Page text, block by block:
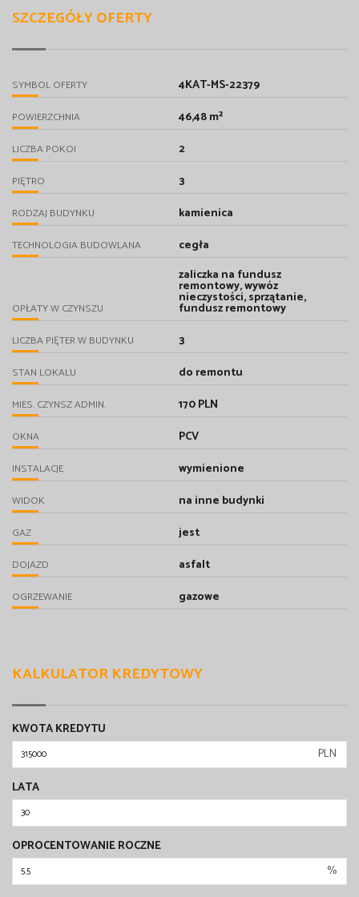
SZCZEGÓŁY OFERTY
SYMBOL OFERTY 4KAT-MS-22379
POWIERZCHNIA 46,48 m²
LICZBA POKOI 2
PIĘTRO 3
RODZAJ BUDYNKU kamienica
TECHNOLOGIA BUDOWLANA cegła
OPŁATY W CZYNSZU
zaliczka na fundusz
remontowy, wywóz
nieczystości, sprzątanie,
fundusz remontowy
LICZBA PIĘTER W BUDYNKU 3
STAN LOKALU do remontu
MIES. CZYNSZ ADMIN. 170 PLN
OKNA PCV
INSTALACJE wymienione
WIDOK na inne budynki
GAZ jest
DOJAZD asfalt
OGRZEWANIE gazowe
KALKULATOR KREDYTOWY
KWOTA KREDYTU
PLN
LATA
OPROCENTOWANIE ROCZNE
%